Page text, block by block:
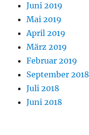
Juni 2019
Mai 2019
April 2019
März 2019
Februar 2019
September 2018
Juli 2018
Juni 2018